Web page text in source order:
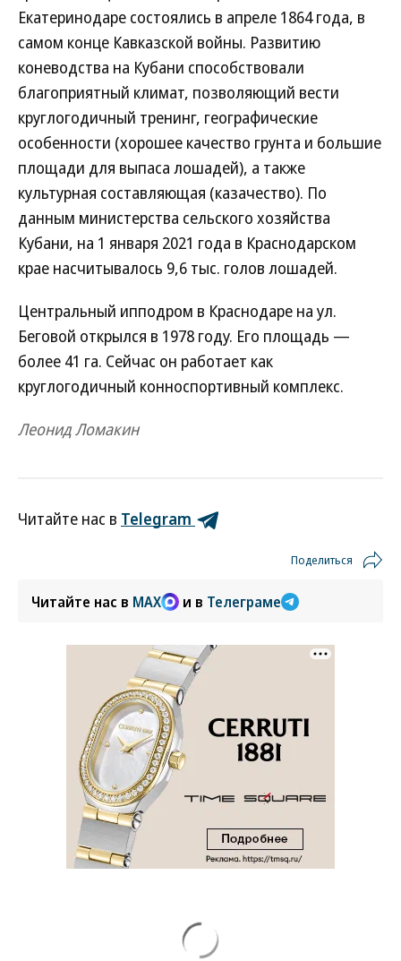
Екатеринодаре состоялись в апреле 1864 года, в
самом конце Кавказской войны. Развитию
коневодства на Кубани способствовали
благоприятный климат, позволяющий вести
круглогодичный тренинг, географические
особенности (хорошее качество грунта и большие
площади для выпаса лошадей), а также
культурная составляющая (казачество). По
данным министерства сельского хозяйства
Кубани, на 1 января 2021 года в Краснодарском
крае насчитывалось 9,6 тыс. голов лошадей.
Центральный ипподром в Краснодаре на ул.
Беговой открылся в 1978 году. Его площадь —
более 41 га. Сейчас он работает как
круглогодичный конноспортивный комплекс.
Леонид Ломакин
Читайте нас в Telegram
Поделиться
Читайте нас в MAX и в Телеграме